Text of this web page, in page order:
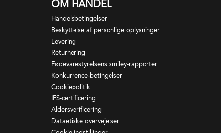
OM HANDEL
Handelsbetingelser
Beskyttelse af personlige oplysninger
Levering
Returnering
Fødevarestyrelsens smiley-rapporter
Konkurrence-betingelser
Cookiepolitik
IFS-certificering
Aldersverificering
Dataetiske overvejelser